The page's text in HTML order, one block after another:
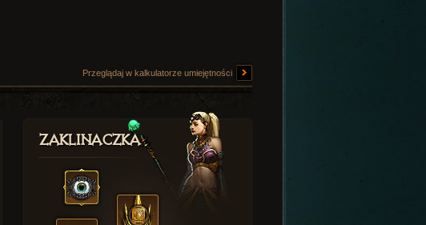
Przeglądaj w kalkulatorze umiejętności
Zaklinaczka